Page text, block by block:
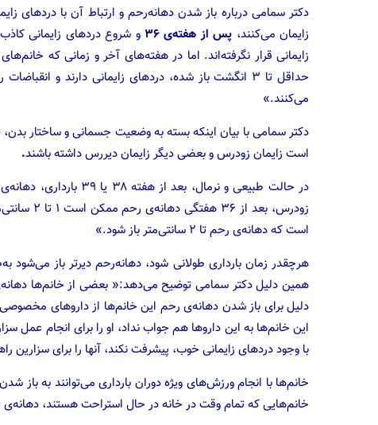
دکتر سمامی درباره باز شدن دهانه‌رحم و ارتباط آن با درد‌های
زایمان می‌کنند، پس از هفته‌ی ۳۶
و شروع درد‌های زایمانی
زایمانی قرار نگرفته‌اند. اما در هفته‌های آخر و زمانی که
حداقل تا ۳ انگشت باز شده، درد‌های زایمانی دارند و
می‌کنند.»
دکتر سمامی با بیان اینکه بسته به وضعیت جسمانی و ساختار
است زایمان زودرس و بعضی دیگر زایمان دیررس داشته باشند.
در حالت طبیعی و
است که دهانه‌ی رحم تا ۲ سانتی‌متر باز شود.»
همین دلیل دکتر سمامی توضیح می‌دهد:« بعضی از خانم‌ها
دلیل برای باز شدن دهانه‌ی رحم این خانم‌ها از دارو‌های
این خانم‌ها به این دارو‌ها هم جواب نداد، او را برای انجام عمل
با وجود درد‌های زایمانی خوب، پیشرفت نکند، آنها را برای سزارین
خانم‌ها با انجام ورزش‌های ویژه دوران بارداری می‌توانند به
خانم‌هایی که تمام وقت در خانه در حال استراحت هستند،